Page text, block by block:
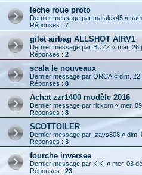
leche roue proto
Dernier message par matalex45 «
Réponses : 7
gilet airbag ALLSHOT AIRV1
Dernier message par BUZZ « mar. 26
Réponses : 2
scala le nouveaux
Dernier message par ORCA « dim. 22
Réponses : 8
Achat zzr1400 modèle 2016
Dernier message par rickorn « mer.
Réponses : 8
SCOTTOILER
Dernier message par Izays808 « dim.
Réponses : 3
fourche inversee
Dernier message par KIKI « mer. 03
Réponses : 23